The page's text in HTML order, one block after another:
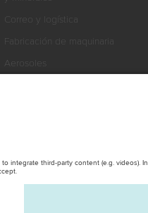
Correo y logística
Fabricación de maquinaria
Aerosoles